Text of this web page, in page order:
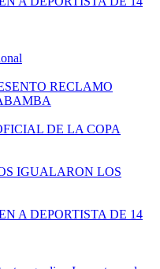
RECLAMO
DE LA COPA
IGUALARON LOS
A DEPORTISTA DE 14